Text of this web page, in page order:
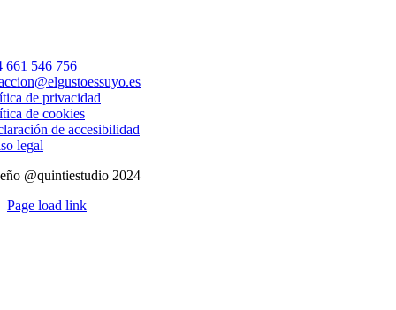
661 546 756
de privacidad
de cookies
de accesibilidad
legal
@quintiestudio 2024
Page load link